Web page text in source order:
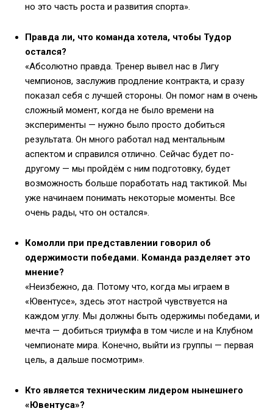
но это часть роста и развития спорта».
Правда ли, что команда хотела, чтобы Тудор
остался?
«Абсолютно правда. Тренер вывел нас в Лигу
чемпионов, заслужив продление контракта, и сразу
показал себя с лучшей стороны. Он помог нам в очень
сложный момент, когда не было времени на
эксперименты — нужно было просто добиться
результата. Он много работал над ментальным
аспектом и справился отлично. Сейчас будет по-
другому — мы пройдём с ним подготовку, будет
возможность больше поработать над тактикой. Мы
уже начинаем понимать некоторые моменты. Все
очень рады, что он остался».
Комолли при представлении говорил об
одержимости победами. Команда разделяет это
мнение?
«Неизбежно, да. Потому что, когда мы играем в
«Ювентусе», здесь этот настрой чувствуется на
каждом углу. Мы должны быть одержимы победами, и
мечта — добиться триумфа в том числе и на Клубном
чемпионате мира. Конечно, выйти из группы — первая
цель, а дальше посмотрим».
Кто является техническим лидером нынешнего
«Ювентуса»?